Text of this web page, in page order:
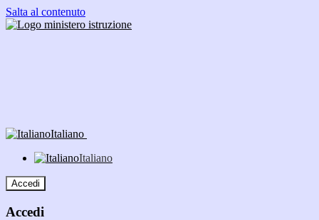
Salta al contenuto
Italiano
Italiano
Accedi
Accedi